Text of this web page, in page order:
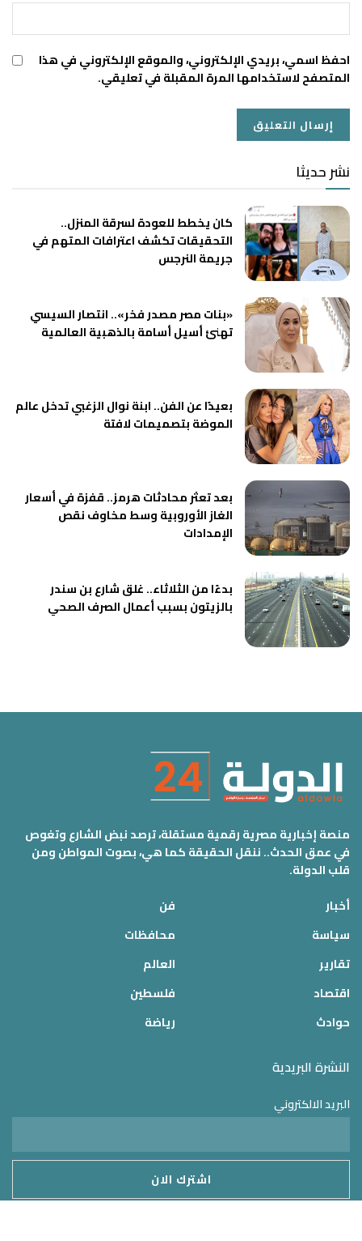
احفظ اسمي، بريدي الإلكتروني، والموقع الإلكتروني في هذا
المتصفح لاستخدامها المرة المقبلة في تعليقي.
نشر حديثا
كان يخطط للعودة لسرقة المنزل..
التحقيقات تكشف اعترافات المتهم في
جريمة النرجس
«بنات مصر مصدر فخر».. انتصار السيسي
تهنئ أسيل أسامة بالذهبية العالمية
بعيدًا عن الفن.. ابنة نوال الزغبي تدخل عالم
الموضة بتصميمات لافتة
بعد تعثر محادثات هرمز.. قفزة في أسعار
الغاز الأوروبية وسط مخاوف نقص
الإمدادات
بدءًا من الثلاثاء.. غلق شارع بن سندر
بالزيتون بسبب أعمال الصرف الصحي
منصة إخبارية مصرية رقمية مستقلة، ترصد نبض الشارع وتغوص
في عمق الحدث.. ننقل الحقيقة كما هي، بصوت المواطن ومن
قلب الدولة.
أخبار
سياسة
تقارير
اقتصاد
حوادث
فن
محافظات
العالم
فلسطين
رياضة
النشرة البريدية
البريد الالكتروني